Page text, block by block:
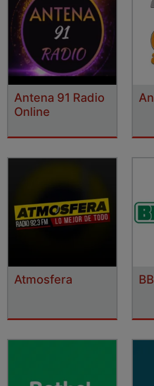
Antena 91 Radio
Online
Atmosfera